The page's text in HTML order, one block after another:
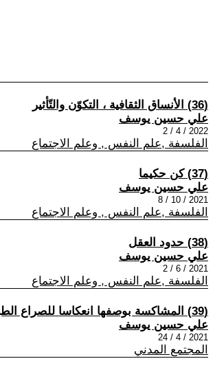
(36) الأنساق الثقافية ، التكوّن والتّأثير
علي حسين يوسف
2022 / 4 / 2
الفلسفة ,علم النفس , وعلم الاجتماع
(37) كن حكيما
علي حسين يوسف
2021 / 10 / 8
الفلسفة ,علم النفس , وعلم الاجتماع
(38) حدود العقل
علي حسين يوسف
2021 / 6 / 2
الفلسفة ,علم النفس , وعلم الاجتماع
(39) المشاكسة بوصفها انعكاسا للصراع الطبقي
علي حسين يوسف
2021 / 4 / 24
المجتمع المدني